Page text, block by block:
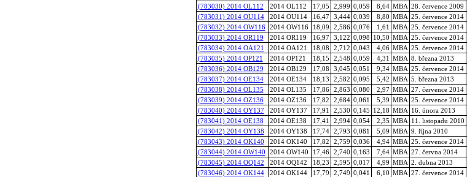
(783030) 2014 OL112
2014 OL112 17,05 2,999 0,059 8,64 MBA 28. července 2009
(783031) 2014 OU114
2014 OU114 16,47 3,444 0,039 8,80 MBA 25. července 2014
(783032) 2014 OW116
2014 OW116 18,09 2,586 0,076 1,61 MBA 25. července 2014
(783033) 2014 OR119
2014 OR119 16,97 3,122 0,098 10,50 MBA 25. července 2014
(783034) 2014 OA121
2014 OA121 18,08 2,712 0,043 4,06 MBA 25. července 2014
(783035) 2014 OP121
2014 OP121 18,15 2,548 0,059 4,31 MBA 8. března 2013
(783036) 2014 OB129
2014 OB129 17,08 3,045 0,051 9,34 MBA 25. července 2014
(783037) 2014 OE134
2014 OE134 18,13 2,582 0,095 5,42 MBA 5. března 2013
(783038) 2014 OL135
2014 OL135 17,86 2,863 0,080 2,97 MBA 27. července 2014
(783039) 2014 OZ136
2014 OZ136 17,82 2,684 0,061 5,39 MBA 25. července 2014
(783040) 2014 OY137
2014 OY137 17,91 2,530 0,145 12,18 MBA 16. února 2013
(783041) 2014 OE138
2014 OE138 17,41 2,994 0,054 2,35 MBA 11. listopadu 2010
(783042) 2014 OY138
2014 OY138 17,74 2,793 0,081 5,09 MBA 9. října 2010
(783043) 2014 OK140
2014 OK140 17,82 2,759 0,036 4,94 MBA 25. července 2014
(783044) 2014 OW140
2014 OW140 17,46 2,740 0,163 7,64 MBA 27. června 2014
(783045) 2014 OQ142
2014 OQ142 18,23 2,595 0,017 4,99 MBA 2. dubna 2013
(783046) 2014 OK144
2014 OK144 17,79 2,749 0,041 6,10 MBA 27. července 2014